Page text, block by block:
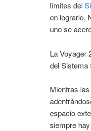
límites del
en lograrlo,
uno se
La Voyager
del Sistema
Mientras
espacio
siempre